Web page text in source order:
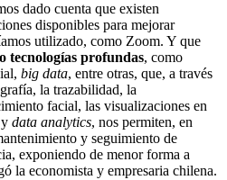
dado cuenta que existen
disponibles para mejorar
utilizado, como Zoom. Y que
o tecnologías profundas, como
big data, entre otras, que, a través
la trazabilidad, la
facial, las visualizaciones en
data analytics, nos permiten, en
y seguimiento de
exponiendo de menor forma a
la economista y empresaria chilena.